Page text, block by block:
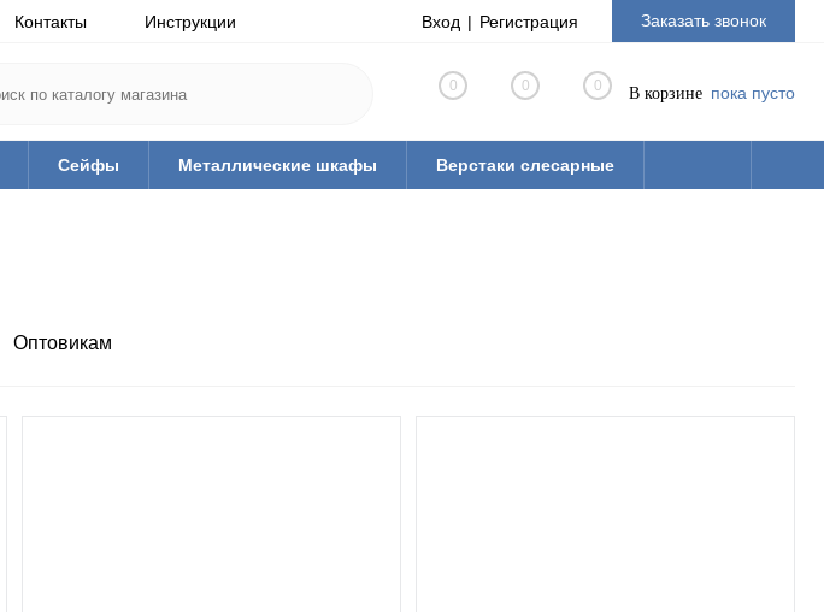
Контакты Инструкции Вход Регистрация Заказать звонок
0 0 0 В корзине пока пусто
Сейфы Металлические шкафы Верстаки слесарные
Оптовикам